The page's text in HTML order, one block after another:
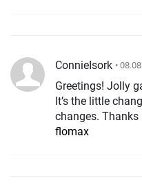
ConnieIsork •
Greetings! Jolly
It’s the little
changes.
flomax